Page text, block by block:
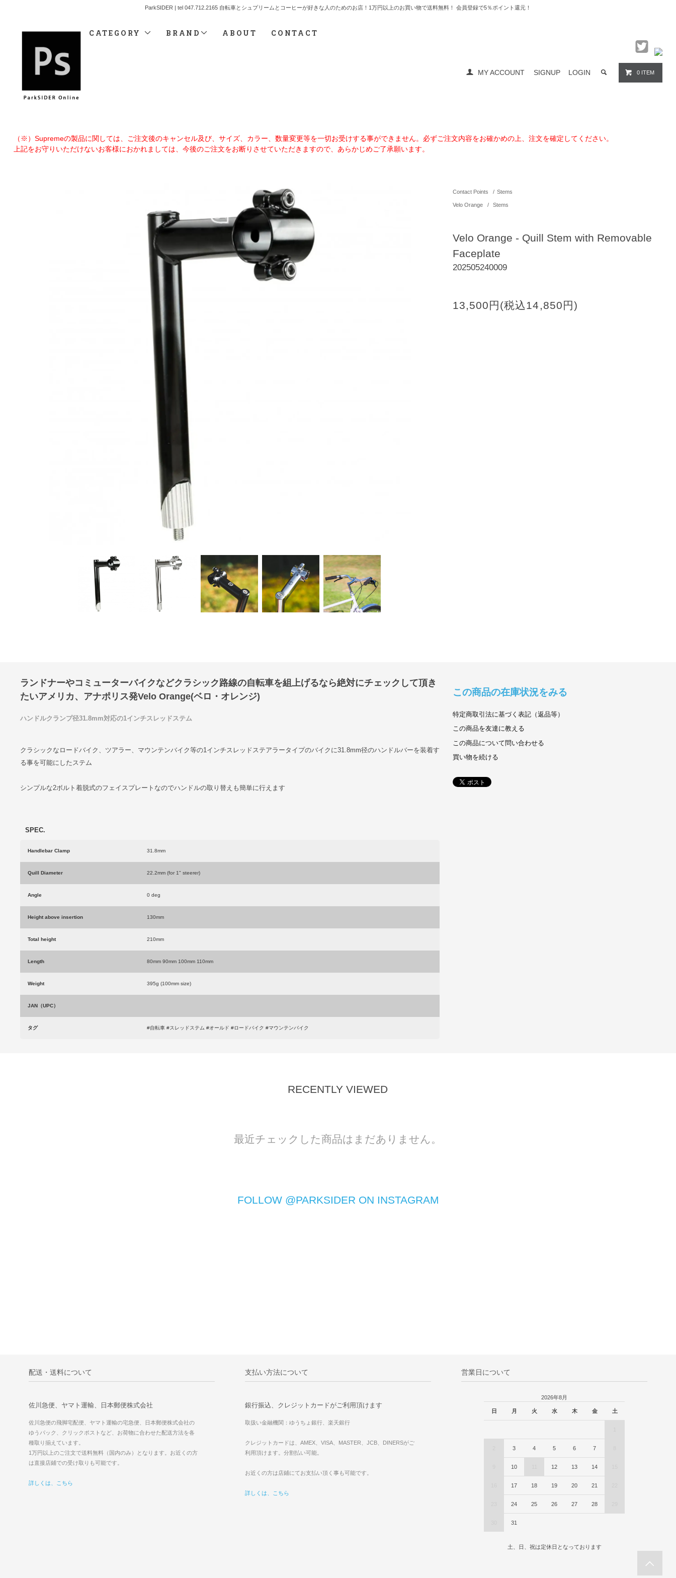
ParkSIDER | tel 047.712.2165 自転車とシュプリームとコーヒーが好きな人のためのお店！1万円以上のお買い物で送料無料！ 会員登録で5％ポイント還元！
MY ACCOUNT SIGNUP LOGIN 0 ITEM
CATEGORY BRAND ABOUT CONTACT
（※）Supremeの製品に関しては、ご注文後のキャンセル及び、サイズ、カラー、数量変更等を一切お受けする事ができません。必ずご注文内容をお確かめの上、注文を確定してください。
上記をお守りいただけないお客様におかれましては、今後のご注文をお断りさせていただきますので、あらかじめご了承願います。
Contact Points / Stems
Velo Orange / Stems
Velo Orange - Quill Stem with Removable
Faceplate
202505240009
13,500円(税込14,850円)
ランドナーやコミューターバイクなどクラシック路線の自転車を組上げるなら絶対にチェックして頂き
たいアメリカ、アナポリス発Velo Orange(ベロ・オレンジ)
ハンドルクランプ径31.8mm対応の1インチスレッドステム
クラシックなロードバイク、ツアラー、マウンテンバイク等の1インチスレッドステアラータイプのバイクに31.8mm径のハンドルバーを装着す
る事を可能にしたステム
シンプルな2ボルト着脱式のフェイスプレートなのでハンドルの取り替えも簡単に行えます
SPEC.
Handlebar Clamp 31.8mm
Quill Diameter 22.2mm (for 1" steerer)
Angle 0 deg
Height above insertion 130mm
Total height 210mm
Length 80mm 90mm 100mm 110mm
Weight 395g (100mm size)
JAN（UPC）
タグ #自転車 #スレッドステム #オールド #ロードバイク #マウンテンバイク
この商品の在庫状況をみる
特定商取引法に基づく表記（返品等）
この商品を友達に教える
この商品について問い合わせる
買い物を続ける
RECENTLY VIEWED
最近チェックした商品はまだありません。
FOLLOW @PARKSIDER ON INSTAGRAM
配送・送料について
佐川急便、ヤマト運輸、日本郵便株式会社
佐川急便の飛脚宅配便、ヤマト運輸の宅急便、日本郵便株式会社の
ゆうパック、クリックポストなど、お荷物に合わせた配送方法を各
種取り揃えています。
1万円以上のご注文で送料無料（国内のみ）となります。お近くの方
は直接店鋪での受け取りも可能です。
詳しくは、こちら
支払い方法について
銀行振込、クレジットカードがご利用頂けます
取扱い金融機関：ゆうちょ銀行、楽天銀行
クレジットカードは、AMEX、VISA、MASTER、JCB、DINERSがご
利用頂けます。分割払い可能。
お近くの方は店鋪にてお支払い頂く事も可能です。
詳しくは、こちら
営業日について
2026年8月
日 月 火 水 木 金 土
3 4 5 6 7
10 12 13 14
17 18 19 20 21
24 25 26 27 28
31
土、日、祝は定休日となっております